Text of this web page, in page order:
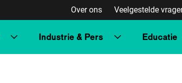
Over ons Veelgestelde
Industrie & Pers Educatie